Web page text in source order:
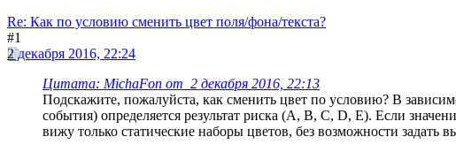
Re: Как по условию сменить цвет поля/фона/текста?
#1
2 декабря 2016, 22:24
Цитата: MichaFon от 2 декабря 2016, 22:13
Подскажите, пожалуйста, как сменить цвет по условию? В
события) определяется результат риска (A, B, C, D, E). Если
вижу только статические наборы цветов, без возможности задать